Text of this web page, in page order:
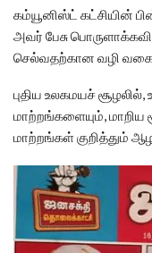
கம்யூனிஸ்ட் கட்சியின்
அவர் பேசு
செல்வதற்கான வழி
புதிய உலகமயச் சூழலில்,
மாற்றங்களையும், மாறிய
மாற்றங்கள் குறித்தும்